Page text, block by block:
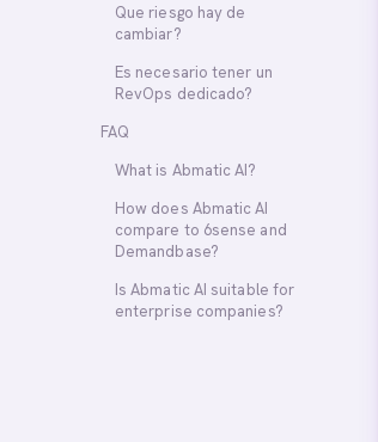
Que riesgo hay de
cambiar?
Es necesario tener un
RevOps dedicado?
FAQ
What is Abmatic AI?
How does Abmatic AI
compare to 6sense and
Demandbase?
Is Abmatic AI suitable for
enterprise companies?